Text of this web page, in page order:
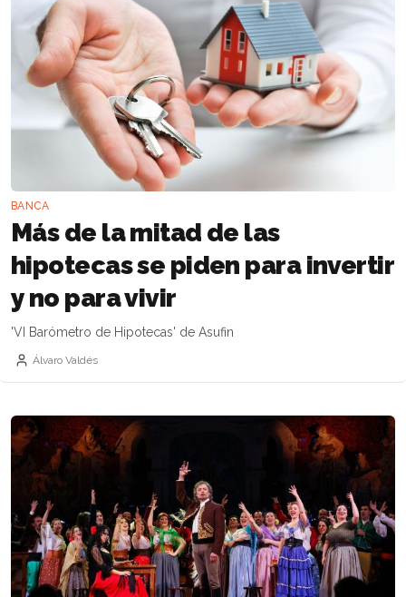
BANCA
Más de la mitad de las
hipotecas se piden para invertir
y no para vivir
'VI Barómetro de Hipotecas' de Asufin
Álvaro Valdés